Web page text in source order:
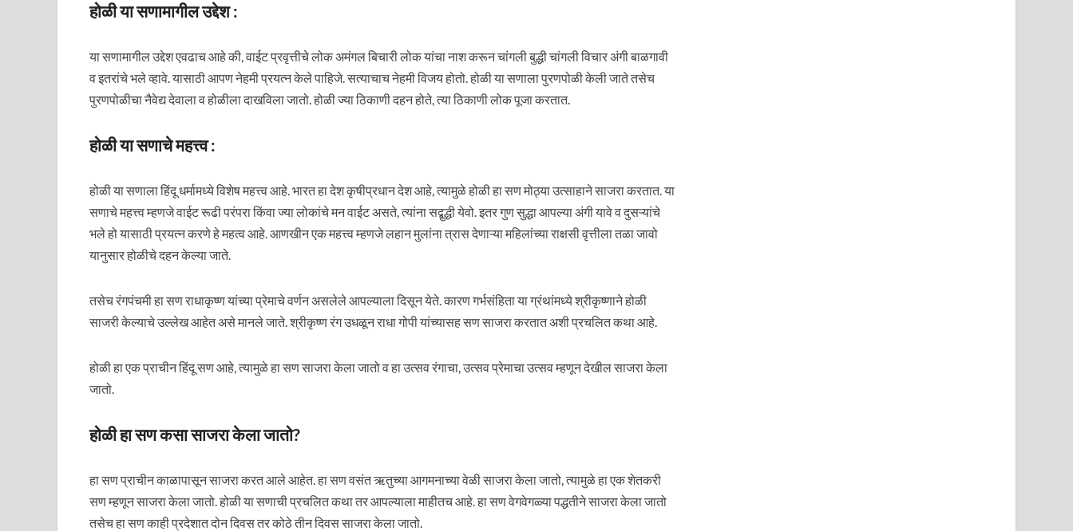
होळी या सणामागील उद्देश :
या सणामागील उद्देश एवढाच आहे की, वाईट प्रवृत्तीचे लोक अमंगल बिचारी लोक यांचा नाश करून चांगली बुद्धी चांगली विचार अंगी बाळगावी
व इतरांचे भले व्हावे. यासाठी आपण नेहमी प्रयत्न केले पाहिजे. सत्याचाच नेहमी विजय होतो. होळी या सणाला पुरणपोळी केली जाते तसेच
पुरणपोळीचा नैवेद्य देवाला व होळीला दाखविला जातो. होळी ज्या ठिकाणी दहन होते, त्या ठिकाणी लोक पूजा करतात.
होळी या सणाचे महत्त्व :
होळी या सणाला हिंदू धर्मामध्ये विशेष महत्त्व आहे. भारत हा देश कृषीप्रधान देश आहे, त्यामुळे होळी हा सण मोठ्या उत्साहाने साजरा करतात. या
सणाचे महत्त्व म्हणजे वाईट रूढी परंपरा किंवा ज्या लोकांचे मन वाईट असते, त्यांना सद्बुद्धी येवो. इतर गुण सुद्धा आपल्या अंगी यावे व दुसऱ्यांचे
भले हो यासाठी प्रयत्न करणे हे महत्व आहे. आणखीन एक महत्त्व म्हणजे लहान मुलांना त्रास देणाऱ्या महिलांच्या राक्षसी वृत्तीला तळा जावो
यानुसार होळीचे दहन केल्या जाते.
तसेच रंगपंचमी हा सण राधाकृष्ण यांच्या प्रेमाचे वर्णन असलेले आपल्याला दिसून येते. कारण गर्भसंहिता या ग्रंथांमध्ये श्रीकृष्णाने होळी
साजरी केल्याचे उल्लेख आहेत असे मानले जाते. श्रीकृष्ण रंग उधळून राधा गोपी यांच्यासह सण साजरा करतात अशी प्रचलित कथा आहे.
होळी हा एक प्राचीन हिंदू सण आहे, त्यामुळे हा सण साजरा केला जातो व हा उत्सव रंगाचा, उत्सव प्रेमाचा उत्सव म्हणून देखील साजरा केला
जातो.
होळी हा सण कसा साजरा केला जातो?
हा सण प्राचीन काळापासून साजरा करत आले आहेत. हा सण वसंत ऋतुच्या आगमनाच्या वेळी साजरा केला जातो, त्यामुळे हा एक शेतकरी
सण म्हणून साजरा केला जातो. होळी या सणाची प्रचलित कथा तर आपल्याला माहीतच आहे. हा सण वेगवेगळ्या पद्धतीने साजरा केला जातो
तसेच हा सण काही प्रदेशात दोन दिवस तर कोठे तीन दिवस साजरा केला जातो.